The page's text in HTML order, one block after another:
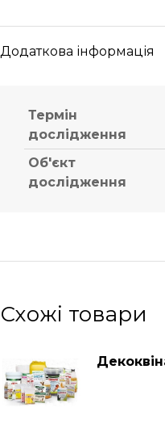
Додаткова інформація
Термін
дослідження
Об'єкт
дослідження
Схожі товари